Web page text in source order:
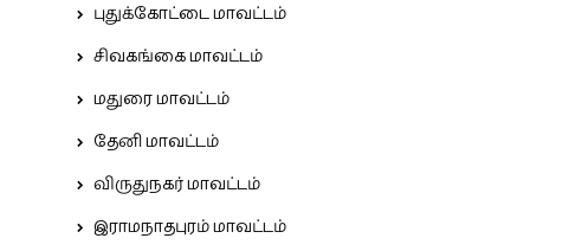
புதுக்கோட்டை மாவட்டம்
சிவகங்கை மாவட்டம்
மதுரை மாவட்டம்
தேனி மாவட்டம்
விருதுநகர் மாவட்டம்
இராமநாதபுரம் மாவட்டம்